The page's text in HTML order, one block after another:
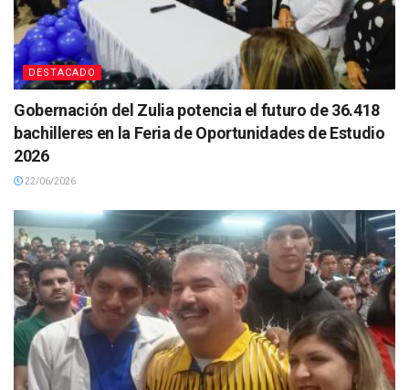
DESTACADO
Gobernación del Zulia potencia el futuro de 36.418
bachilleres en la Feria de Oportunidades de Estudio
2026
22/06/2026